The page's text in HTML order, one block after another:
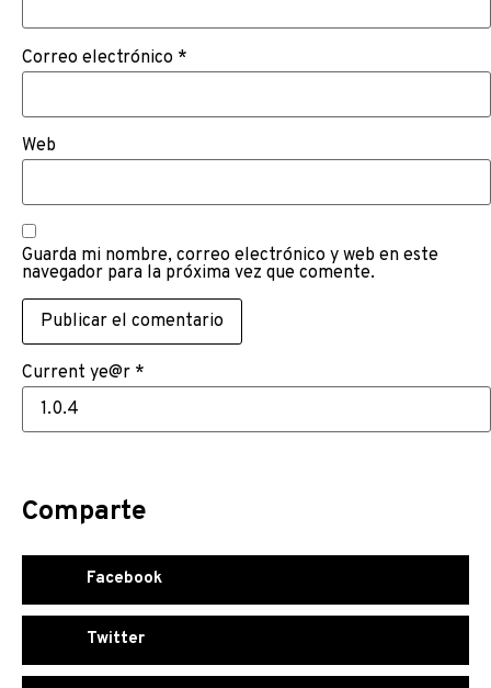
Correo electrónico *
Web
Guarda mi nombre, correo electrónico y web en este
navegador para la próxima vez que comente.
Current ye@r *
Comparte
Facebook
Twitter